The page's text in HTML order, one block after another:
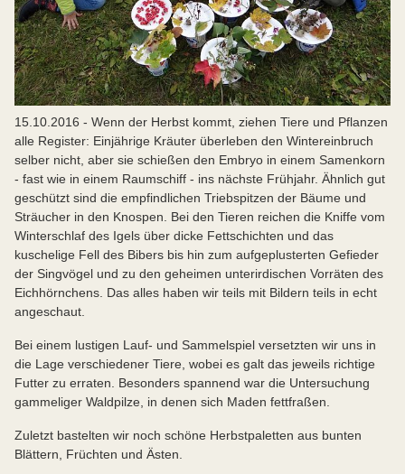
15.10.2016 - Wenn der Herbst kommt, ziehen Tiere und Pflanzen
alle Register: Einjährige Kräuter überleben den Wintereinbruch
selber nicht, aber sie schießen den Embryo in einem Samenkorn
- fast wie in einem Raumschiff - ins nächste Frühjahr. Ähnlich gut
geschützt sind die empfindlichen Triebspitzen der Bäume und
Sträucher in den Knospen. Bei den Tieren reichen die Kniffe vom
Winterschlaf des Igels über dicke Fettschichten und das
kuschelige Fell des Bibers bis hin zum aufgeplusterten Gefieder
der Singvögel und zu den geheimen unterirdischen Vorräten des
Eichhörnchens. Das alles haben wir teils mit Bildern teils in echt
angeschaut.
Bei einem lustigen Lauf- und Sammelspiel versetzten wir uns in
die Lage verschiedener Tiere, wobei es galt das jeweils richtige
Futter zu erraten. Besonders spannend war die Untersuchung
gammeliger Waldpilze, in denen sich Maden fettfraßen.
Zuletzt bastelten wir noch schöne Herbstpaletten aus bunten
Blättern, Früchten und Ästen.